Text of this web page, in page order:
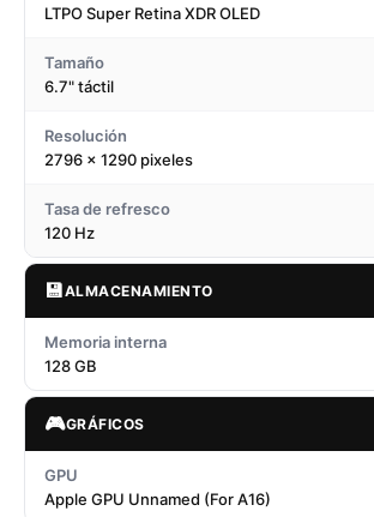
LTPO Super Retina XDR OLED
Tamaño
6.7" táctil
Resolución
2796 x 1290 pixeles
Tasa de refresco
120 Hz
💾ALMACENAMIENTO
Memoria interna
128 GB
🎮GRÁFICOS
GPU
Apple GPU Unnamed (For A16)